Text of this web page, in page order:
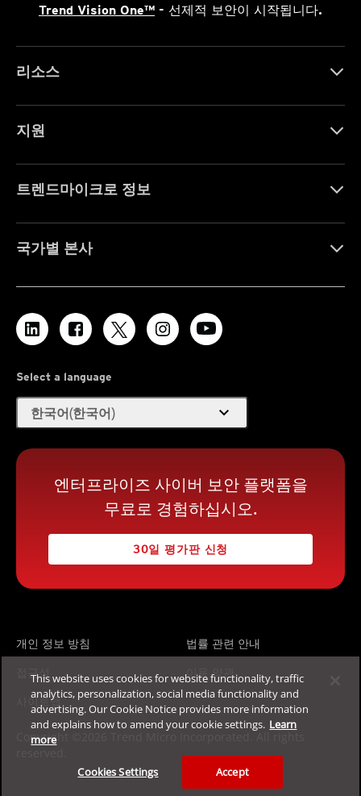
Trend Vision One™ - 선제적 보안이 시작됩니다.
리소스
지원
트렌드마이크로 정보
국가별 본사
Select a language
한국어(한국어) expand_more
엔터프라이즈 사이버 보안 플랫폼을
무료로 경험하십시오.
30일 평가판 신청
개인 정보 방침
법률 관련 안내
접근성
이용 약관
사이트맵
Copyright ©2026 Trend Micro Incorporated. All rights
This website uses cookies for website functionality, traffic
analytics, personalization, social media functionality and
advertising. Our Cookie Notice provides more information
and explains how to amend your cookie settings. Learn
more
Cookies Settings Accept